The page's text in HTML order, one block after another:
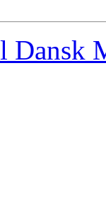
Dansk